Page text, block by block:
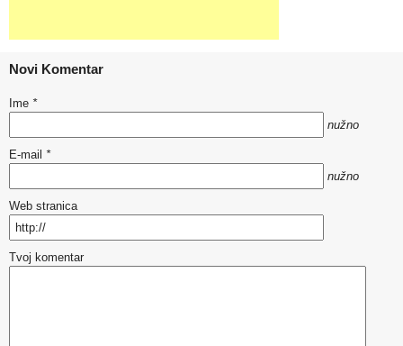
Novi Komentar
Ime *
nužno
E-mail *
nužno
Web stranica
Tvoj komentar